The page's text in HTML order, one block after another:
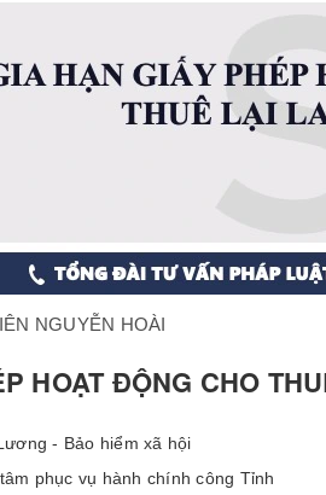
NGUYỄN HOÀI
HOẠT ĐỘNG CHO
- Bảo hiểm xã hội
phục vụ hành chính công Tỉnh